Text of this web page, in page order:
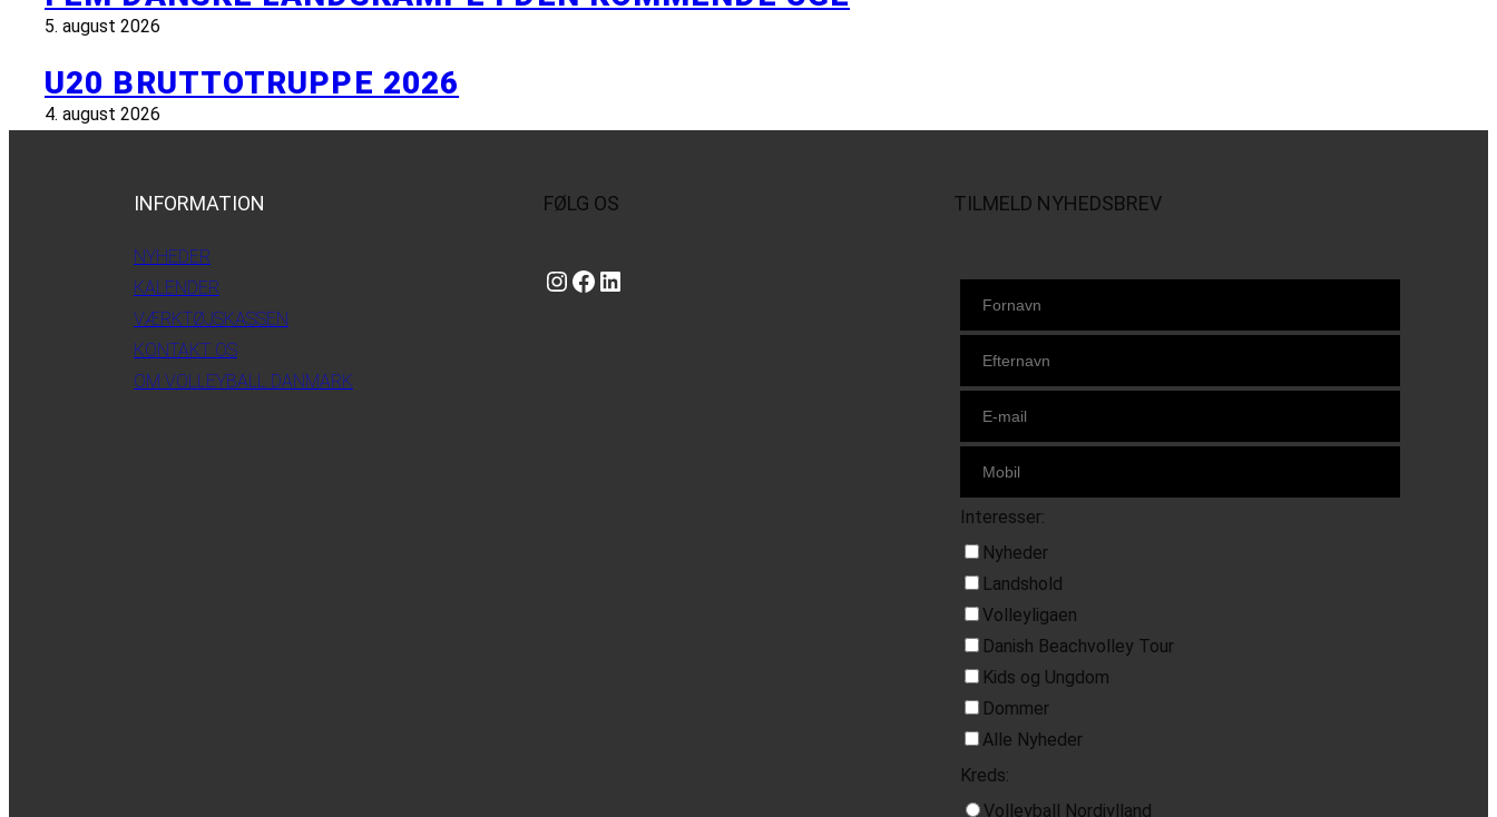
5. august 2026
U20 BRUTTOTRUPPE 2026
4. august 2026
INFORMATION
NYHEDER
KALENDER
VÆRKTØJSKASSEN
KONTAKT OS
OM VOLLEYBALL DANMARK
FØLG OS
Instagram https://www.facebook.com/danishbeachvolleytour LinkedIn
TILMELD NYHEDSBREV
Interesser:
Nyheder
Landshold
Volleyligaen
Danish Beachvolley Tour
Kids og Ungdom
Dommer
Alle Nyheder
Kreds:
Volleyball Nordjylland